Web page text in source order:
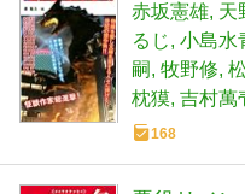
赤坂憲雄 天
るじ 小島水
嗣 牧野修
枕獏 吉村萬
168